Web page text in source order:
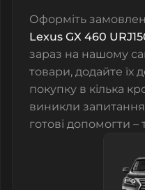
Оформіть
Lexus GX 460
зараз на нашому
товари, додайте їх
покупку в кілька
виникли
готові допомогти